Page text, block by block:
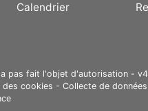
Calendrier
pas fait l'objet d'autorisation -
des cookies - Collecte de données